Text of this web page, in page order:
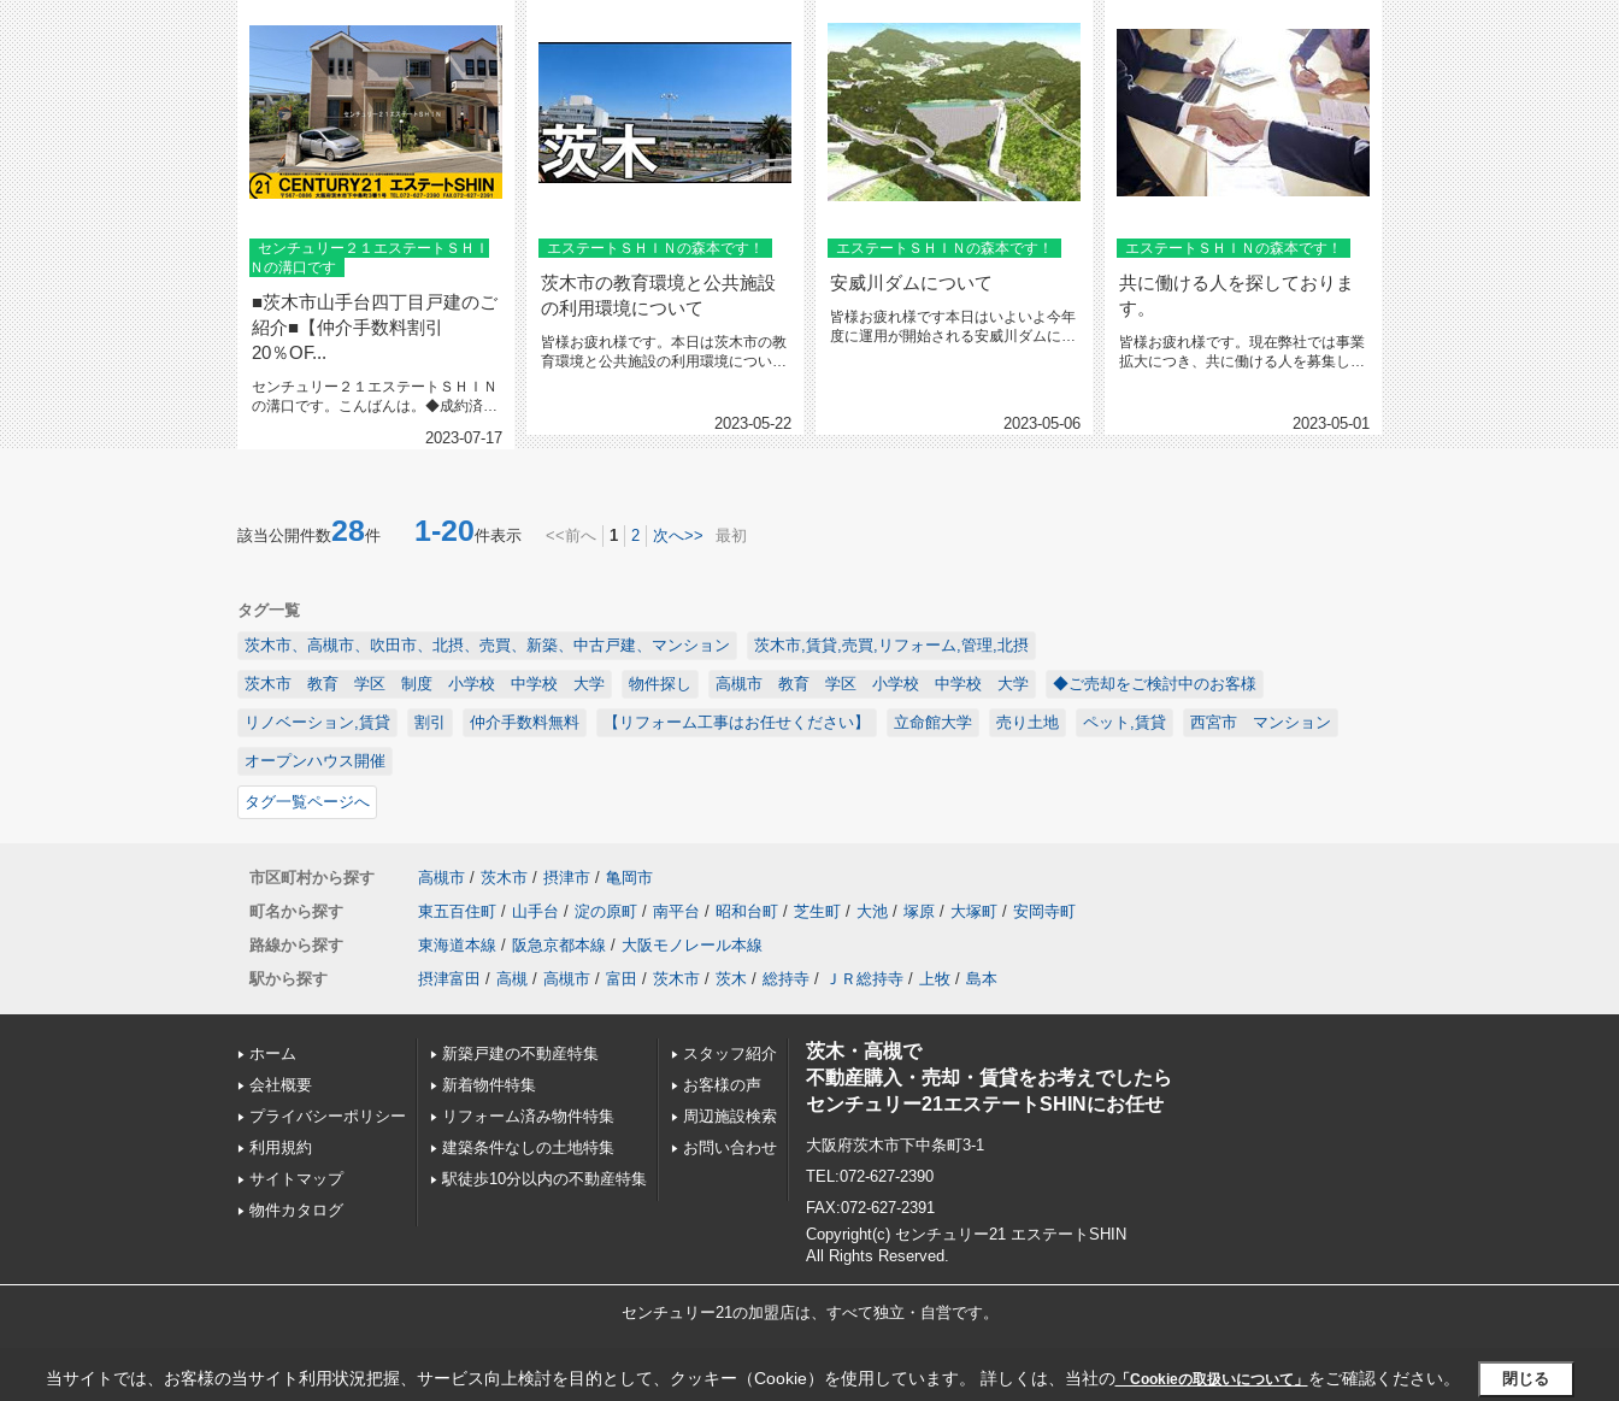
センチュリー２１エステートＳＨＩ
Ｎの溝口です
■茨木市山手台四丁目戸建のご
紹介■【仲介手数料割引
20％OF...
センチュリー２１エステートＳＨＩＮ
の溝口です。こんばんは。◆成約済み
2023-07-17
エステートＳＨＩＮの森本です！
茨木市の教育環境と公共施設
の利用環境について
皆様お疲れ様です。本日は茨木市の教
育環境と公共施設の利用環境について
2023-05-22
エステートＳＨＩＮの森本です！
安威川ダムについて
皆様お疲れ様です本日はいよいよ今年
度に運用が開始される安威川ダムにつ
2023-05-06
エステートＳＨＩＮの森本です！
共に働ける人を探しておりま
す。
皆様お疲れ様です。現在弊社では事業
拡大につき、共に働ける人を募集して
2023-05-01
該当公開件数28件 1-20件表示 <<前へ 1 2 次へ>> 最初
タグ一覧
茨木市、高槻市、吹田市、北摂、売買、新築、中古戸建、マンション
茨木市,賃貸,売買,リフォーム,管理,北摂
茨木市 教育 学区 制度 小学校 中学校 大学 物件探し 高槻市 教育 学区 小学校 中学校 大学 ◆ご売却をご検討中のお客様
リノベーション,賃貸 割引 仲介手数料無料 【リフォーム工事はお任せください】 立命館大学 売り土地 ペット,賃貸 西宮市 マンション
オープンハウス開催
タグ一覧ページへ
市区町村から探す 高槻市 / 茨木市 / 摂津市 / 亀岡市
町名から探す
東五百住町 / 山手台 / 淀の原町 / 南平台 / 昭和台町 / 芝生町 / 大池 / 塚原 / 大塚町 / 安岡寺町
路線から探す
東海道本線 / 阪急京都本線 / 大阪モノレール本線
駅から探す
摂津富田 / 高槻 / 高槻市 / 富田 / 茨木市 / 茨木 / 総持寺 / ＪＲ総持寺 / 上牧 / 島本
ホーム
会社概要
プライバシーポリシー
利用規約
サイトマップ
物件カタログ
新築戸建の不動産特集
新着物件特集
リフォーム済み物件特集
建築条件なしの土地特集
駅徒歩10分以内の不動産特集
スタッフ紹介
お客様の声
周辺施設検索
お問い合わせ
茨木・高槻で
不動産購入・売却・賃貸をお考えでしたら
センチュリー21エステートSHINにお任せ
大阪府茨木市下中条町3-1
TEL:072-627-2390
FAX:072-627-2391
Copyright(c) センチュリー21 エステートSHIN
All Rights Reserved.
センチュリー21の加盟店は、すべて独立・自営です。
当サイトでは、お客様の当サイト利用状況把握、サービス向上検討を目的として、クッキー（Cookie）を使用しています。 詳しくは、当社の「Cookieの取扱いについて」 をご確認ください。 閉じる